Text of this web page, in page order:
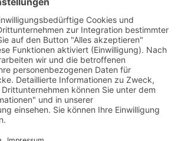
– Facelift 2015
Das Harley Davidson Treffen des Jahres